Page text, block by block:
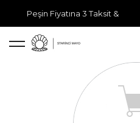
Peşin Fiyatına 3 Taksit &